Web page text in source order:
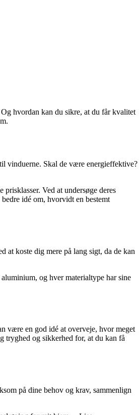
hvordan kan du sikre, at du får kvalitet
vinduerne. Skal de være energieffektive?
Ved at undersøge deres
idé om, hvorvidt en bestemt
at koste dig mere på lang sigt, da de kan
og hver materialtype har sine
være en god idé at overveje, hvor meget
tryghed og sikkerhed for, at du kan få
på dine behov og krav, sammenlign